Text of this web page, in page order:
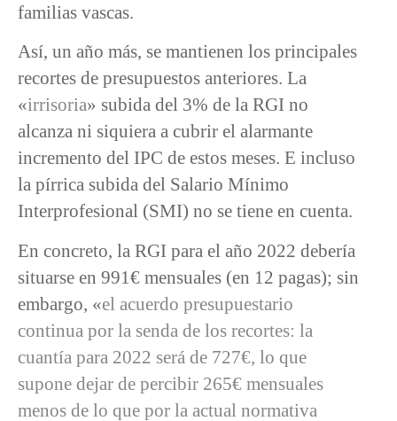
familias vascas.
Así, un año más, se mantienen los principales
recortes de presupuestos anteriores. La
«irrisoria» subida del 3% de la RGI no
alcanza ni siquiera a cubrir el alarmante
incremento del IPC de estos meses. E incluso
la pírrica subida del Salario Mínimo
Interprofesional (SMI) no se tiene en cuenta.
En concreto, la RGI para el año 2022 debería
situarse en 991€ mensuales (en 12 pagas); sin
embargo, «el acuerdo presupuestario
continua por la senda de los recortes: la
cuantía para 2022 será de 727€, lo que
supone dejar de percibir 265€ mensuales
menos de lo que por la actual normativa